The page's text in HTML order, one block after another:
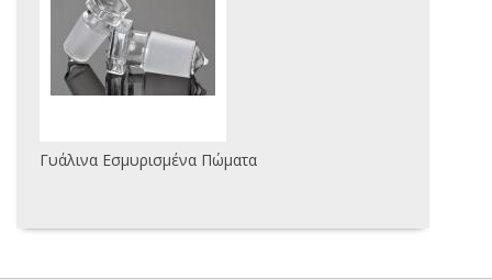
Γυάλινα Εσμυρισμένα Πώματα